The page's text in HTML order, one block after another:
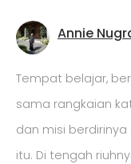
Annie
Tempat belajar,
sama rangkaian
dan misi
itu. Di tengah